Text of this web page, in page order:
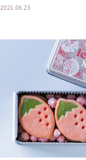
2021.06.23